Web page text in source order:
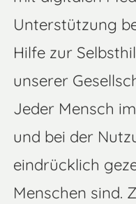
Unterstützung
Hilfe zur
unserer
Jeder Mensch
und bei der
eindrücklich
Menschen sind.